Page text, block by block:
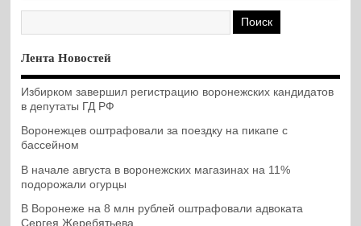
Лента Новостей
Избирком завершил регистрацию воронежских кандидатов
в депутаты ГД РФ
Воронежцев оштрафовали за поездку на пикапе с
бассейном
В начале августа в воронежских магазинах на 11%
подорожали огурцы
В Воронеже на 8 млн рублей оштрафовали адвоката
Сергея Жеребятьева